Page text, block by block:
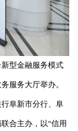
型金融服务模式
服务大厅举办。
阜新市分行、阜
合主办，以“信用